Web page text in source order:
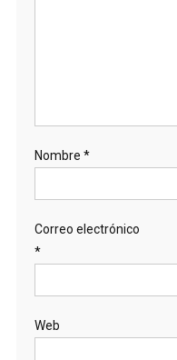
Nombre *
Correo electrónico
*
Web